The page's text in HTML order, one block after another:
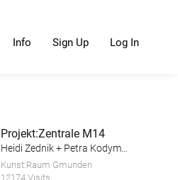
Info Sign Up Log In
Projekt:Zentrale M14
Kunst:Raum Gmunden
12174 Visits